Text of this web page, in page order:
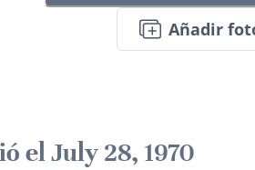
Añadir
el July 28, 1970